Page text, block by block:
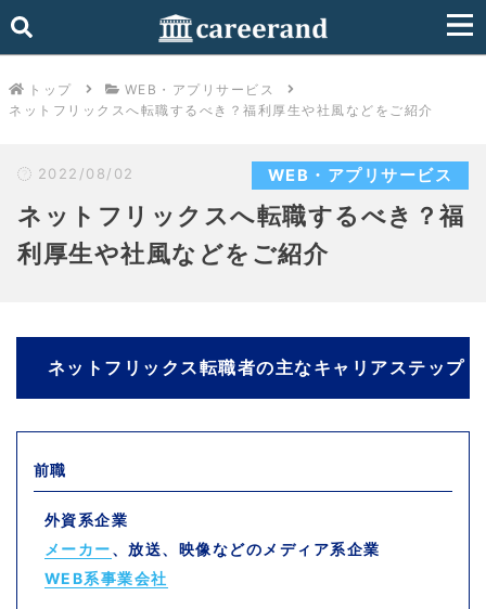
トップ
WEB・アプリサービス
ネットフリックスへ転職するべき？福利厚生や社風などをご紹介
2022/08/02 WEB・アプリサービス
ネットフリックスへ転職するべき？福
利厚生や社風などをご紹介
ネットフリックス転職者の主なキャリアステップ
前職
外資系企業
メーカー、放送、映像などのメディア系企業
WEB系事業会社